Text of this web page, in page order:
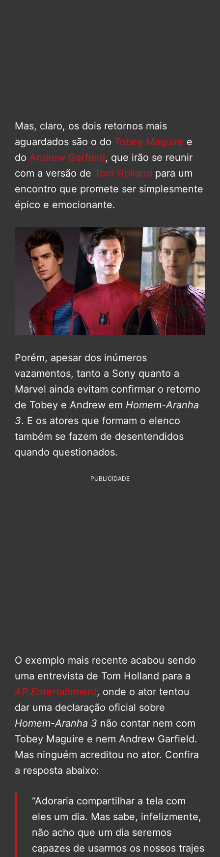
Mas, claro, os dois retornos mais
aguardados são o do Tobey Maguire e
do Andrew Garfield, que irão se reunir
com a versão de Tom Holland para um
encontro que promete ser simplesmente
épico e emocionante.
Porém, apesar dos inúmeros
vazamentos, tanto a Sony quanto a
Marvel ainda evitam confirmar o retorno
de Tobey e Andrew em Homem-Aranha
3. E os atores que formam o elenco
também se fazem de desentendidos
quando questionados.
PUBLICIDADE
O exemplo mais recente acabou sendo
uma entrevista de Tom Holland para a
AP Entertainment, onde o ator tentou
dar uma declaração oficial sobre
Homem-Aranha 3 não contar nem com
Tobey Maguire e nem Andrew Garfield.
Mas ninguém acreditou no ator. Confira
a resposta abaixo:
“Adoraria compartilhar a tela com
eles um dia. Mas sabe, infelizmente,
não acho que um dia seremos
capazes de usarmos os nossos trajes